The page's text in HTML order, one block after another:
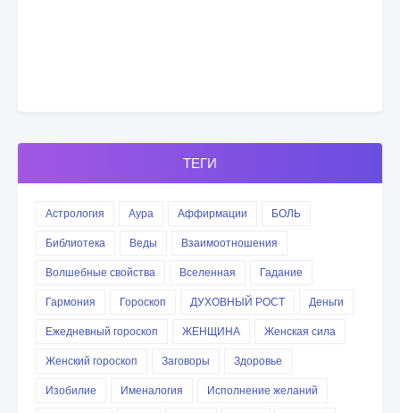
ТЕГИ
Астрология Аура Аффирмации
БОЛЬ
Библиотека
Веды
Взаимоотношения
Волшебные свойства
Вселенная
Гадание
Гармония
Гороскоп ДУХОВНЫЙ РОСТ
Деньги
Ежедневный гороскоп
ЖЕНЩИНА
Женская сила
Женский гороскоп
Заговоры
Здоровье
Изобилие
Именалогия
Исполнение желаний